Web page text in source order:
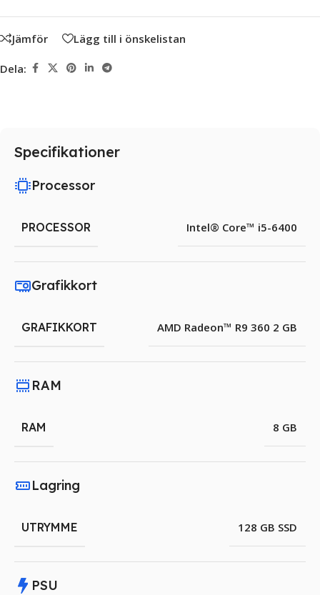
Jämför Lägg till i önskelistan
Dela:
Specifikationer
Processor
PROCESSOR Intel® Core™ i5-6400
Grafikkort
GRAFIKKORT AMD Radeon™ R9 360 2 GB
RAM
RAM 8 GB
Lagring
UTRYMME 128 GB SSD
PSU